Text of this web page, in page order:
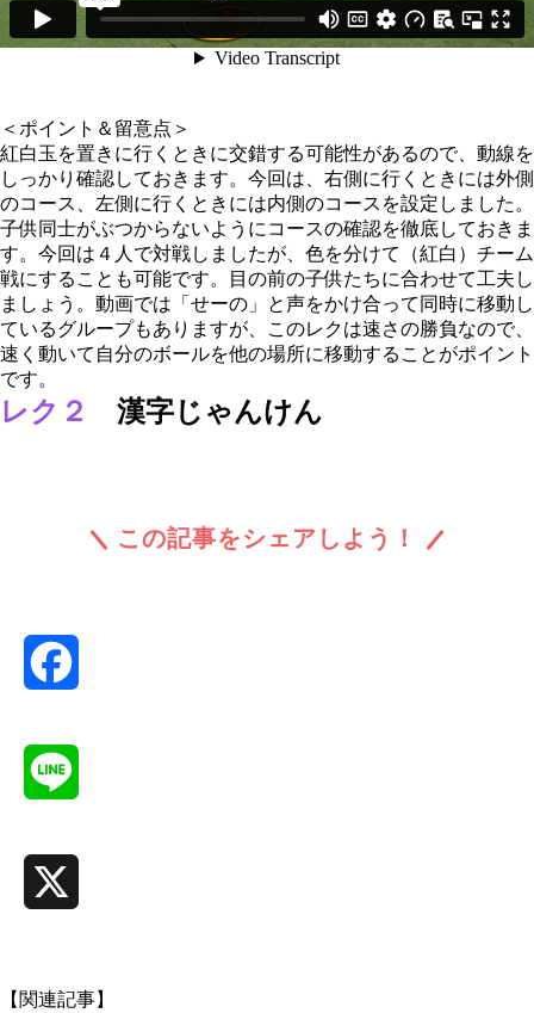
＜ポイント＆留意点＞
紅白玉を置きに行くときに交錯する可能性があるので、動線を
しっかり確認しておきます。今回は、右側に行くときには外側
のコース、左側に行くときには内側のコースを設定しました。
子供同士がぶつからないようにコースの確認を徹底しておきま
す。今回は４人で対戦しましたが、色を分けて（紅白）チーム
戦にすることも可能です。目の前の子供たちに合わせて工夫し
ましょう。動画では「せーの」と声をかけ合って同時に移動し
ているグループもありますが、このレクは速さの勝負なので、
速く動いて自分のボールを他の場所に移動することがポイント
です。
レク２ 漢字じゃんけん
この記事をシェアしよう！
【関連記事】